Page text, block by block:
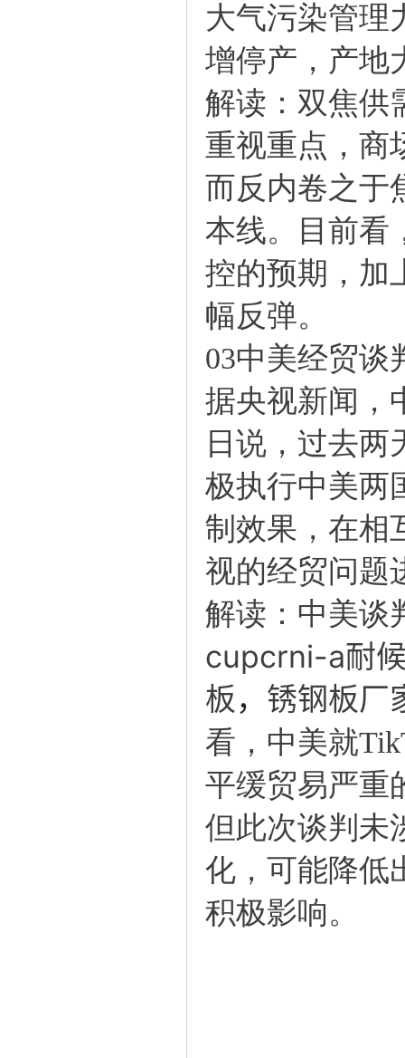
大气污染管理
增停产，产地
解读：双焦供
重视重点，商
而反内卷之于
本线。目前看
控的预期，加
幅反弹。
03中美经贸谈
据央视新闻，
日说，过去两
极执行中美两
制效果，在相
视的经贸问题
解读：中美谈
cupcrni-a耐
板， 锈钢板厂
看，中美就
平缓贸易严重
但此次谈判未
化，可能降低
积极影响。